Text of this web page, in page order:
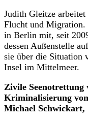
Judith Gleitze
Flucht und Migration.
in Berlin mit, seit
dessen Außenstelle
sie über die Situation
Insel im Mittelmeer.
Zivile Seenotrettung
Kriminalisierung
Michael Schwickart,